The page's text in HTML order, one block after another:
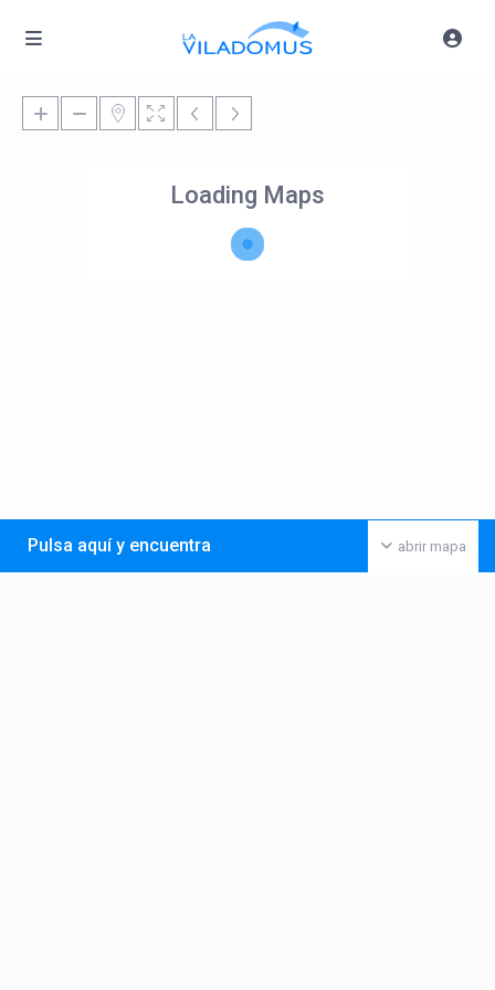
Loading Maps
abrir mapa
Pulsa aquí y encuentra